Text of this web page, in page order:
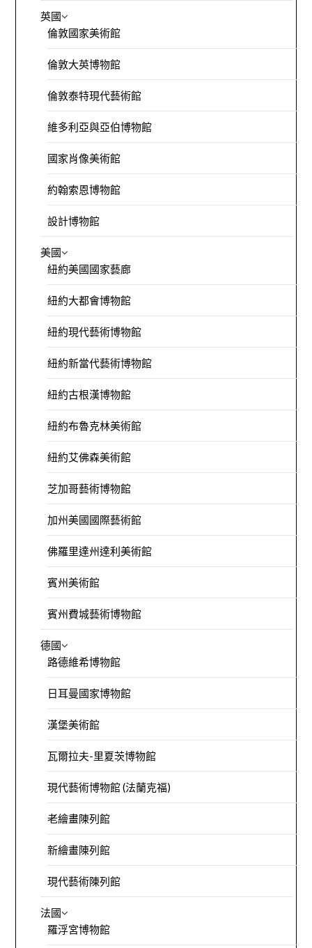
英國
倫敦國家美術館
倫敦大英博物館
倫敦泰特現代藝術館
維多利亞與亞伯博物館
國家肖像美術館
約翰索恩博物館
設計博物館
美國
紐約美國國家藝廊
紐約大都會博物館
紐約現代藝術博物館
紐約新當代藝術博物館
紐約古根漢博物館
紐約布魯克林美術館
紐約艾佛森美術館
芝加哥藝術博物館
加州美國國際藝術館
佛羅里達州達利美術館
賓州美術館
賓州費城藝術博物館
德國
路德維希博物館
日耳曼國家博物館
漢堡美術館
瓦爾拉夫-里夏茨博物館
現代藝術博物館 (法蘭克福)
老繪畫陳列館
新繪畫陳列館
現代藝術陳列館
法國
羅浮宮博物館